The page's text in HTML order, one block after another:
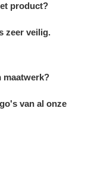
product?
zeer veilig.
maatwerk?
van al onze